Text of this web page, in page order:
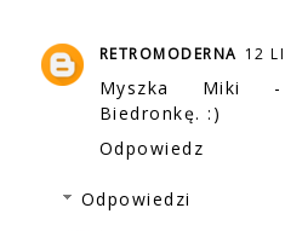
RETROMODERNA 12
Myszka Miki -
Biedronkę. :)
Odpowiedz
Odpowiedzi